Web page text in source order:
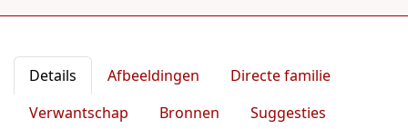
Details Afbeeldingen
Directe familie
Verwantschap
Bronnen
Suggesties